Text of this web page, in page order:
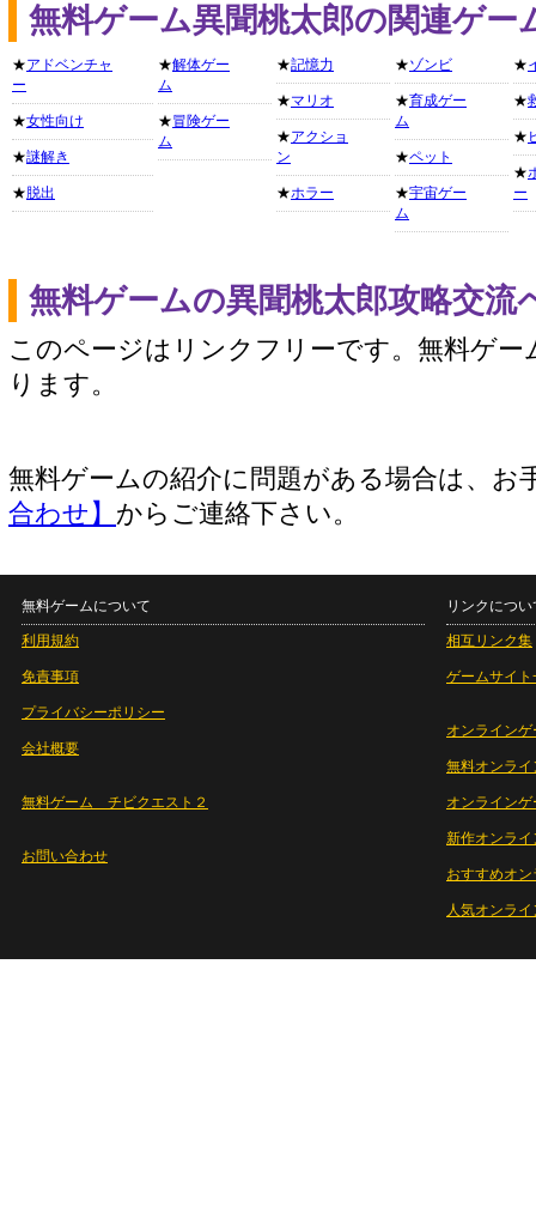
無料ゲーム異聞桃太郎の関連ゲー
★アドベンチャ
ー
★女性向け
★謎解き
★ 脱出
★解体ゲー
ム
★冒険ゲー
ム
★記憶力
★マリオ
★アクショ
ン
★ホラー
★ゾンビ
★育成ゲー
ム
★ペット
★宇宙ゲー
ム
★
★
★
★
ー
無料ゲームの異聞桃太郎攻略交流
このページはリンクフリーです。無料ゲー
ります。
無料ゲームの紹介に問題がある場合は、お
合わせ】 からご連絡下さい。
無料ゲームについて
利用規約
免責事項
プライバシーポリシー
会社概要
無料ゲーム チビクエスト２
お問い合わせ
リンクについ
相互リンク集
ゲームサイト
オンラインゲ
無料オンライ
オンライン
新作オンライ
おすすめオ
人気オンラ